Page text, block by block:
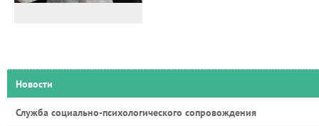
Новости
Служба социально-психологического сопровождения